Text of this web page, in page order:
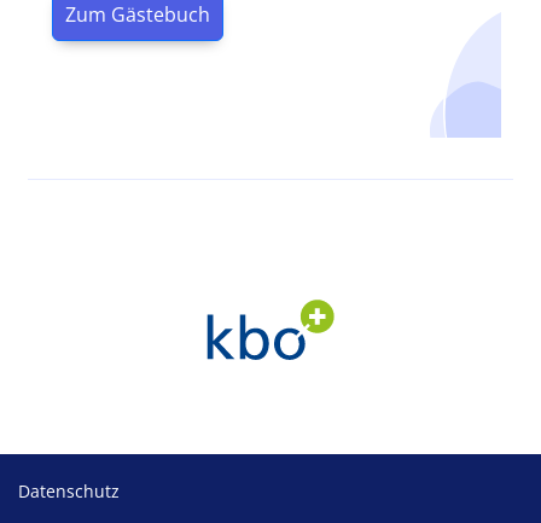
Zum Gästebuch
Datenschutz